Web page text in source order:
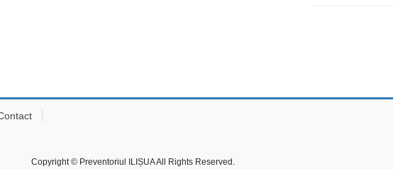
Copyright © Preventoriul ILIȘUA All Rights Reserved.